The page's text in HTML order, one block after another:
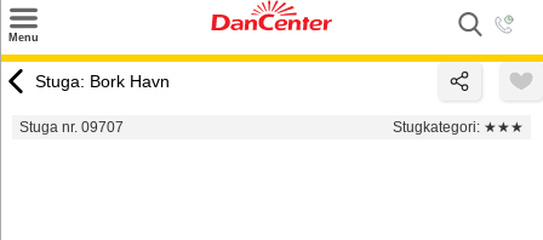
Menu
Tilbud
Stuga: Bork Havn
Stuga nr. 09707 Stugkategori: ★★★